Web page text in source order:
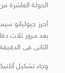
الجولة العاشرة
أحرز جيوليانو
بعد مرور ثلاث
الثانى فى الدقيقة 45.
وجاء تشكيل